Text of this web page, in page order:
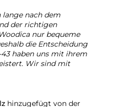
lange nach dem
der richtigen
nur bequeme
die Entscheidung
haben uns mit ihrem
Wir sind mit
hinzugefügt von der